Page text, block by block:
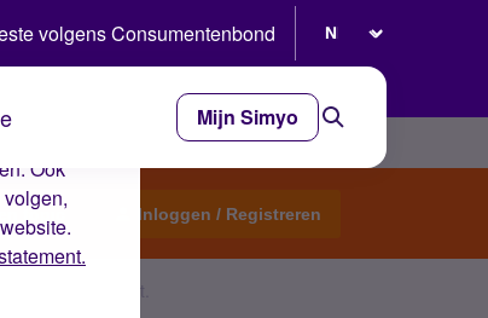
op de
Ook
volgens Consumentenbond
Mijn Simyo
topic Inloggen / Registreren
heb gebruikt.